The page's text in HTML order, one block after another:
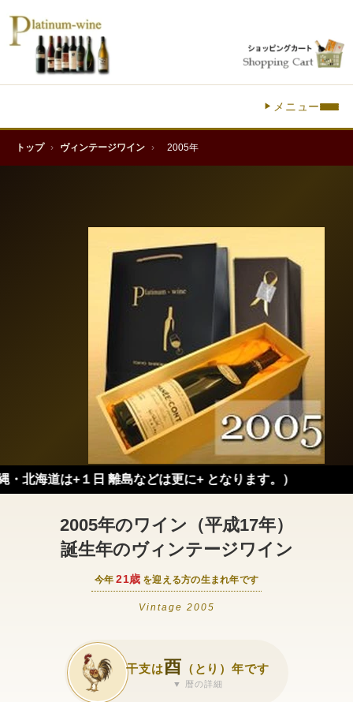
メニュー
トップ › ヴィンテージワイン › 2005年
日 離島などは更に+ となります。）
2005年のワイン（平成17年）
誕生年のヴィンテージワイン
今年 21歳 を迎える方の生まれ年です
Vintage 2005
干支は酉 （とり）年です
▼ 暦の詳細